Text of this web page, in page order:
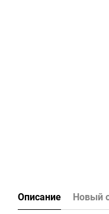
Описание Новый